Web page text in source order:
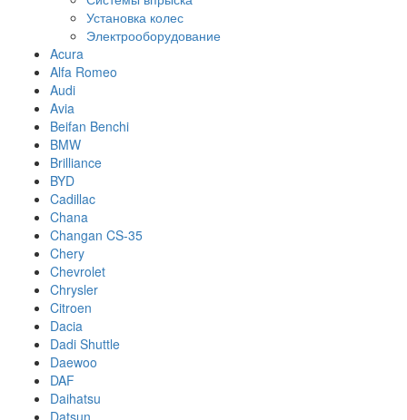
Установка колес
Электрооборудование
Acura
Alfa Romeo
Audi
Avia
Beifan Benchi
BMW
Brilliance
BYD
Cadillac
Chana
Changan CS-35
Chery
Chevrolet
Chrysler
Citroen
Dacia
Dadi Shuttle
Daewoo
DAF
Daihatsu
Datsun